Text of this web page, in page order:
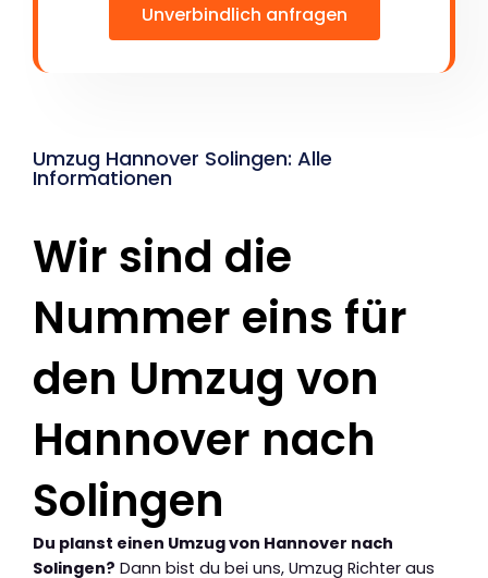
Unverbindlich anfragen
Umzug Hannover Solingen: Alle
Informationen
Wir sind die
Nummer eins für
den Umzug von
Hannover nach
Solingen
Du planst einen Umzug von Hannover nach
Solingen? Dann bist du bei uns, Umzug Richter aus